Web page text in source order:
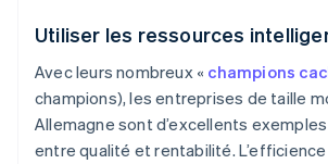
Utiliser les ressources
Avec leurs nombreux « champions
champions), les entreprises de taille
Allemagne sont d’excellents exemples
entre qualité et rentabilité.